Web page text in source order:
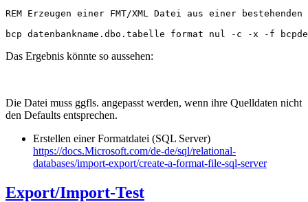
REM Erzeugen einer FMT/XML Datei aus einer bestehenden
bcp datenbankname.dbo.tabelle format nul -c -x -f
Das Ergebnis könnte so aussehen:
Die Datei muss ggfls. angepasst werden, wenn ihre Quelldaten nicht
den Defaults entsprechen.
Erstellen einer Formatdatei (SQL Server)
https://docs.Microsoft.com/de-de/sql/relational-
databases/import-export/create-a-format-file-sql-server
Export/Import-Test